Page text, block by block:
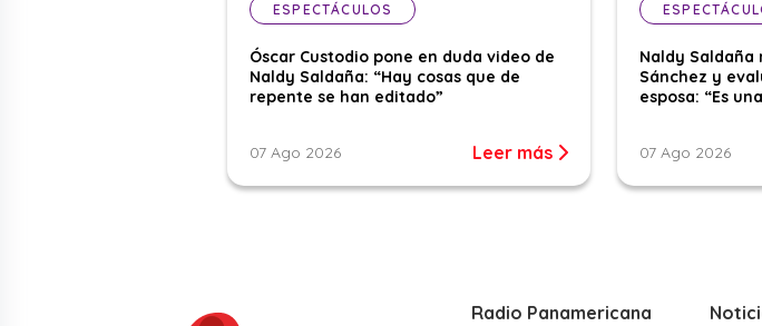
ESPECTÁCULOS
Óscar Custodio pone en duda video de
Naldy Saldaña: “Hay cosas que de
repente se han editado”
07 Ago 2026 Leer más
Naldy Saldaña
Sánchez y
esposa: “Es
07 Ago 2026
Radio Panamericana